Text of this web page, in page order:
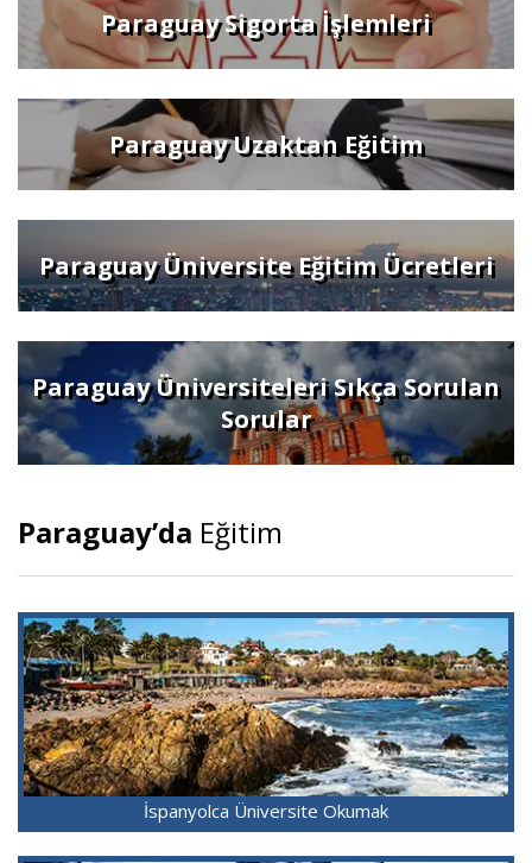
Paraguay Sigorta İşlemleri
Paraguay Uzaktan Eğitim
Paraguay Üniversite Eğitim Ücretleri
Paraguay Üniversiteleri Sıkça Sorulan
Sorular
Paraguay’da Eğitim
İspanyolca Üniversite Okumak